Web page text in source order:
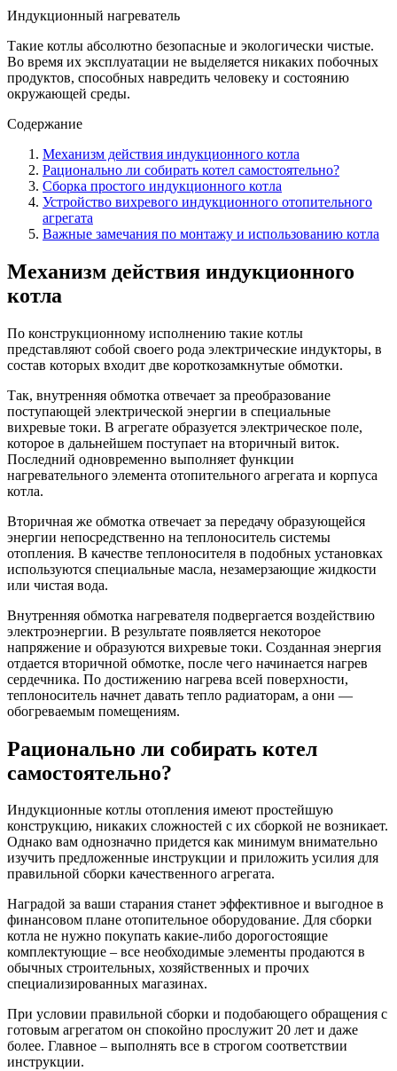
Индукционный нагреватель
Такие котлы абсолютно безопасные и экологически чистые.
Во время их эксплуатации не выделяется никаких побочных
продуктов, способных навредить человеку и состоянию
окружающей среды.
Содержание
Механизм действия индукционного котла
Рационально ли собирать котел самостоятельно?
Сборка простого индукционного котла
Устройство вихревого индукционного отопительного
агрегата
Важные замечания по монтажу и использованию котла
Механизм действия индукционного
котла
По конструкционному исполнению такие котлы
представляют собой своего рода электрические индукторы, в
состав которых входит две короткозамкнутые обмотки.
Так, внутренняя обмотка отвечает за преобразование
поступающей электрической энергии в специальные
вихревые токи. В агрегате образуется электрическое поле,
которое в дальнейшем поступает на вторичный виток.
Последний одновременно выполняет функции
нагревательного элемента отопительного агрегата и корпуса
котла.
Вторичная же обмотка отвечает за передачу образующейся
энергии непосредственно на теплоноситель системы
отопления. В качестве теплоносителя в подобных установках
используются специальные масла, незамерзающие жидкости
или чистая вода.
Внутренняя обмотка нагревателя подвергается воздействию
электроэнергии. В результате появляется некоторое
напряжение и образуются вихревые токи. Созданная энергия
отдается вторичной обмотке, после чего начинается нагрев
сердечника. По достижению нагрева всей поверхности,
теплоноситель начнет давать тепло радиаторам, а они —
обогреваемым помещениям.
Рационально ли собирать котел
самостоятельно?
Индукционные котлы отопления имеют простейшую
конструкцию, никаких сложностей с их сборкой не возникает.
Однако вам однозначно придется как минимум внимательно
изучить предложенные инструкции и приложить усилия для
правильной сборки качественного агрегата.
Наградой за ваши старания станет эффективное и выгодное в
финансовом плане отопительное оборудование. Для сборки
котла не нужно покупать какие-либо дорогостоящие
комплектующие – все необходимые элементы продаются в
обычных строительных, хозяйственных и прочих
специализированных магазинах.
При условии правильной сборки и подобающего обращения с
готовым агрегатом он спокойно прослужит 20 лет и даже
более. Главное – выполнять все в строгом соответствии
инструкции.